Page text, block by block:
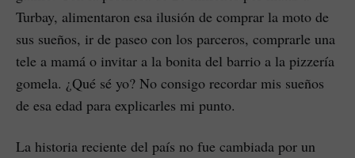
Turbay, alimentaron esa ilusión de comprar la moto de
sus sueños, ir de paseo con los parceros, comprarle una
tele a mamá o invitar a la bonita del barrio a la pizzería
gomela. ¿Qué sé yo? No consigo recordar mis sueños
de esa edad para explicarles mi punto.
La historia reciente del país no fue cambiada por un